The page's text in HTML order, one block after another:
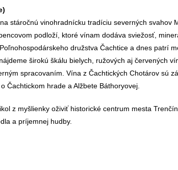
stáročnú vinohradnícku tradíciu severných svahov
podloží, ktoré vínam dodáva sviežosť,
družstva Čachtice a dnes patrí
širokú škálu bielych, ružových aj červených
spracovaním. Vína z Čachtických Chotárov sú
Čachtickom hrade a Alžbete Báthoryovej.
z myšlienky oživiť historické centrum mesta
a príjemnej hudby.